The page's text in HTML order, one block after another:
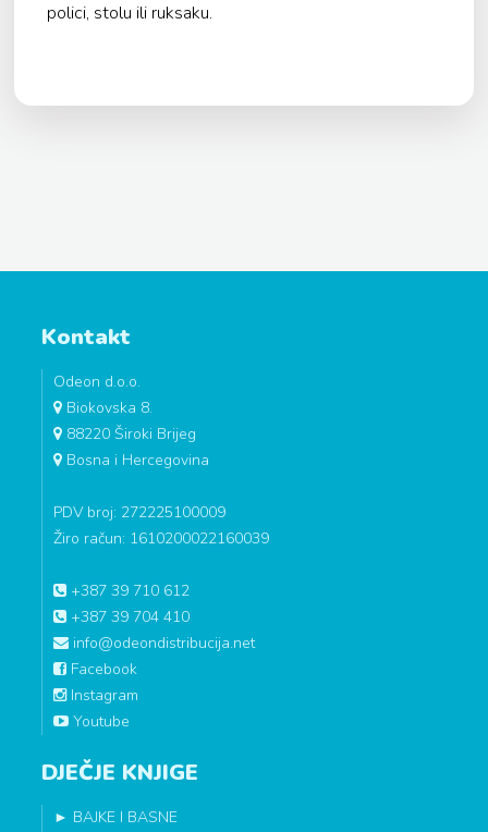
polici, stolu ili ruksaku.
Kontakt
Odeon d.o.o.
Biokovska 8.
88220 Široki Brijeg
Bosna i Hercegovina
PDV broj: 272225100009
Žiro račun: 1610200022160039
+387 39 710 612
+387 39 704 410
info@odeondistribucija.net
Facebook
Instagram
Youtube
DJEČJE KNJIGE
► BAJKE I BASNE